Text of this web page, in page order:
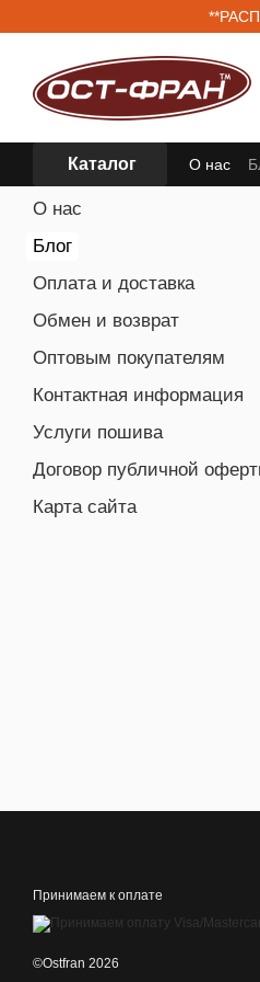
Перейти к основному контенту
Каталог О нас
О нас
Блог
Оплата и доставка
Обмен и возврат
Оптовым покупателям
Контактная информация
Услуги пошива
Договор публичной
Карта сайта
Принимаем к оплате
©Ostfran 2026